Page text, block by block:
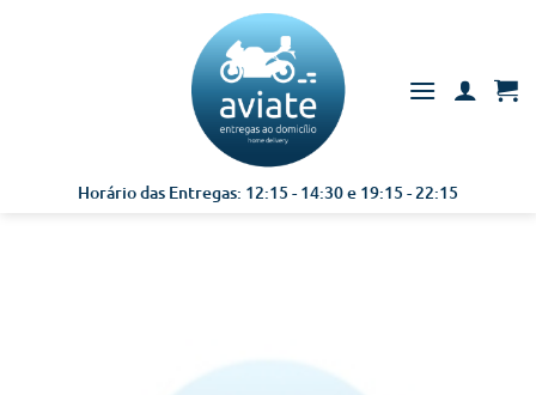
Horário das Entregas: 12:15 - 14:30 e 19:15 - 22:15